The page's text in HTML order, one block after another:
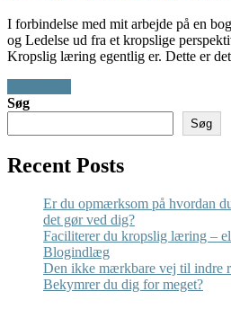
I forbindelse med mit arbejde på en
og Ledelse ud fra et kropslige
Kropslig læring egentlig er. Dette er det
Søg
Søg
Recent Posts
Er du opmærksom på hvordan
det gør ved dig?
Faciliterer du kropslig læring –
Blogindlæg
Den ikke mærkbare vej til indre
Bekymrer du dig for meget?